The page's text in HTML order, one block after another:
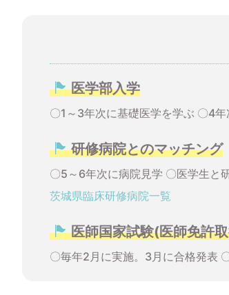
医学部入学
〇1～3年次に基礎医学を学ぶ 〇4
研修病院とのマッチング
〇5～6年次に病院見学 〇医学生と
茨城県臨床研修病院一覧
医師国家試験(医師免許
〇毎年2月に実施。3月に合格発表